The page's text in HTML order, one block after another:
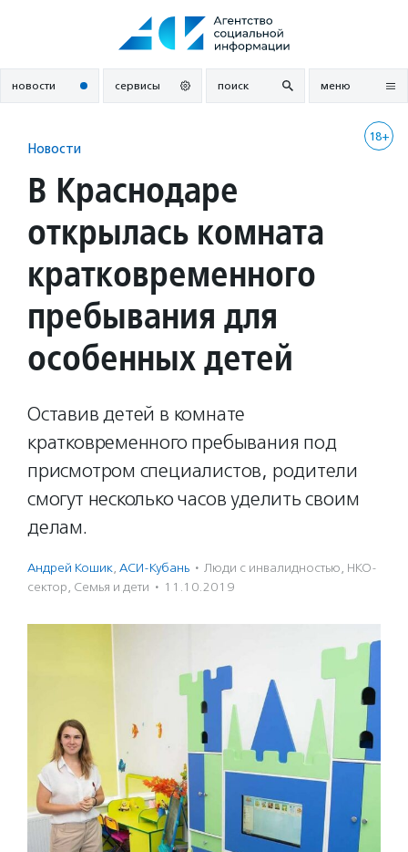
новости сервисы поиск меню
18+
Новости
В Краснодаре
открылась комната
кратковременного
пребывания для
особенных детей
Оставив детей в комнате
кратковременного пребывания под
присмотром специалистов, родители
смогут несколько часов уделить своим
делам.
Андрей Кошик, АСИ-Кубань · Люди с инвалидностью, НКО-
сектор, Семья и дети · 11.10.2019